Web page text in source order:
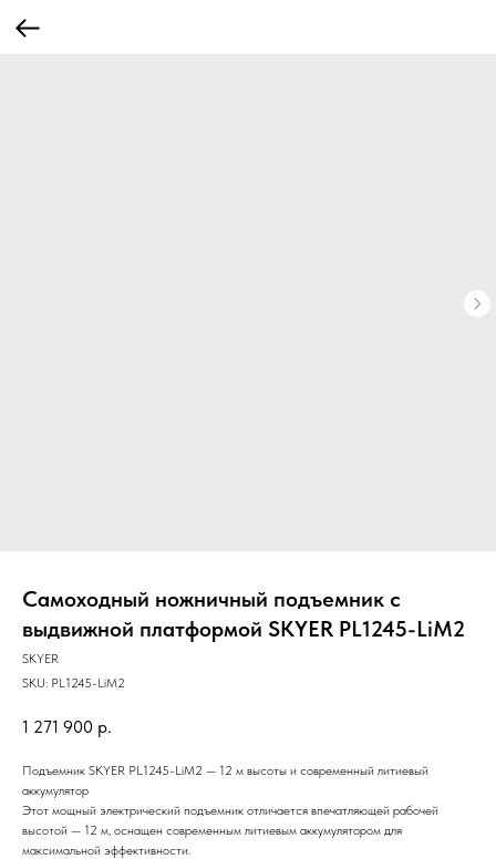
Самоходный ножничный подъемник с
выдвижной платформой SKYER PL1245-LiM2
SKYER
SKU: PL1245-LiM2
1 271 900 р.
Подъемник SKYER PL1245-LiM2 — 12 м высоты и современный литиевый
аккумулятор
Этот мощный электрический подъемник отличается впечатляющей рабочей
высотой — 12 м, оснащен современным литиевым аккумулятором для
максимальной эффективности.